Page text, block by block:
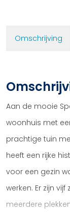
Omschrijving
Aan de mooie
woonhuis met
prachtige tuin
heeft een rijke
voor een gezin
werken. Er zijn
meerdere